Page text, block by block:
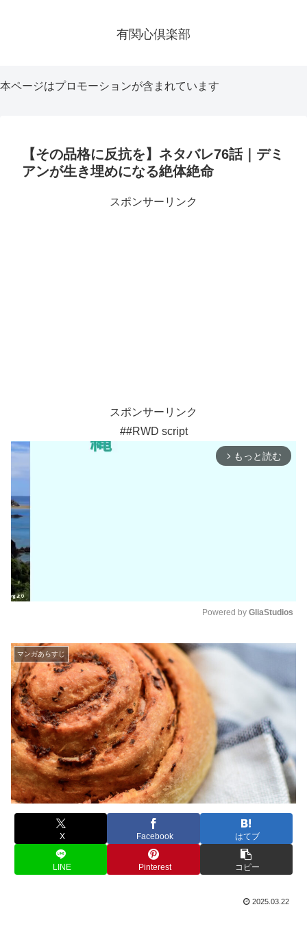
有関心倶楽部
本ページはプロモーションが含まれています
【その品格に反抗を】ネタバレ76話｜デミ
アンが生き埋めになる絶体絶命
スポンサーリンク
スポンサーリンク
##RWD script
arrow_forward_ios もっと読む
t
Powered by GliaStudios
マンガあらすじ
X Facebook はてブ
LINE Pinterest コピー
2025.03.22